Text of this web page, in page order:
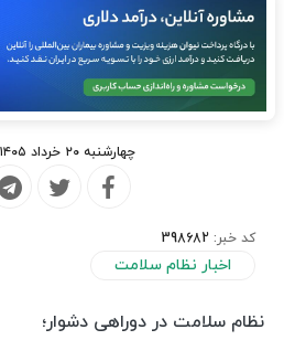
چهارشنبه ۲۰ خرداد ۱۴۰۵ - ۱۱:۵۰
کد خبر: 398682
اخبار نظام سلامت
نظام سلامت در دوراهی دشوار؛